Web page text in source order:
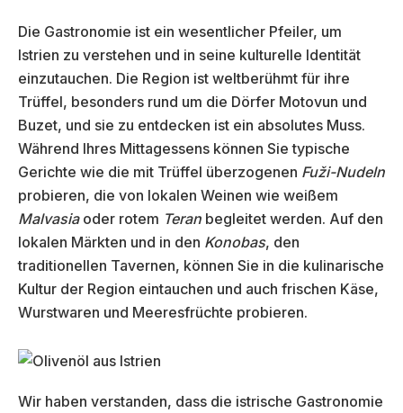
Die Gastronomie ist ein wesentlicher Pfeiler, um
Istrien zu verstehen und in seine kulturelle Identität
einzutauchen. Die Region ist weltberühmt für ihre
Trüffel, besonders rund um die Dörfer Motovun und
Buzet, und sie zu entdecken ist ein absolutes Muss.
Während Ihres Mittagessens können Sie typische
Gerichte wie die mit Trüffel überzogenen Fuži-Nudeln
probieren, die von lokalen Weinen wie weißem
Malvasiaoder rotem Teran begleitet werden. Auf den
lokalen Märkten und in den Konobas, den
traditionellen Tavernen, können Sie in die kulinarische
Kultur der Region eintauchen und auch frischen Käse,
Wurstwaren und Meeresfrüchte probieren.
Wir haben verstanden, dass die istrische Gastronomie